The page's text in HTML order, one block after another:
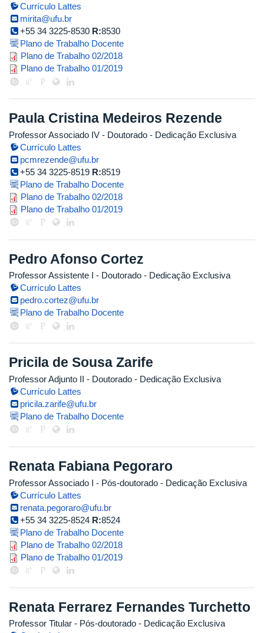
Currículo Lattes
mirita@ufu.br
+55 34 3225-8530 R:8530
Plano de Trabalho Docente
Plano de Trabalho 02/2018
Plano de Trabalho 01/2019
Paula Cristina Medeiros Rezende
Professor Associado IV - Doutorado - Dedicação Exclusiva
Currículo Lattes
pcmrezende@ufu.br
+55 34 3225-8519 R:8519
Plano de Trabalho Docente
paula_2018_2.pdf
Plano de Trabalho 02/2018
paula_2019_1.pdf
Plano de Trabalho 01/2019
Pedro Afonso Cortez
Professor Assistente I - Doutorado - Dedicação Exclusiva
Currículo Lattes
pedro.cortez@ufu.br
Plano de Trabalho Docente
Pricila de Sousa Zarife
Professor Adjunto II - Doutorado - Dedicação Exclusiva
Currículo Lattes
pricila.zarife@ufu.br
Plano de Trabalho Docente
Renata Fabiana Pegoraro
Professor Associado I - Pós-doutorado - Dedicação Exclusiva
Currículo Lattes
renata.pegoraro@ufu.br
+55 34 3225-8524 R:8524
Plano de Trabalho Docente
renata_pegoraro_2018_2.pdf
Plano de Trabalho 02/2018
renata_pegoraro_2019_1.pdf
Plano de Trabalho 01/2019
Renata Ferrarez Fernandes Turchetto
Professor Titular - Pós-doutorado - Dedicação Exclusiva